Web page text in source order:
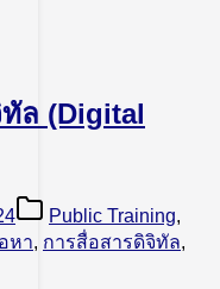
ล (Digital
Public Training,
หา, การสื่อสารดิจิทัล,